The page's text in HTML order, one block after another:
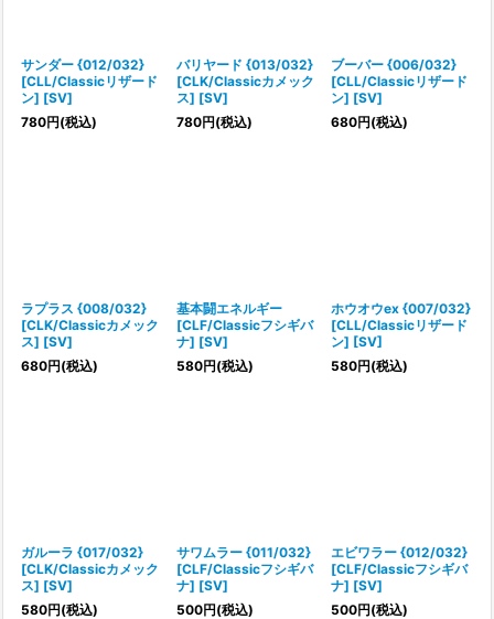
サンダー {012/032}
[CLL/Classicリザード
ン] [SV]
780円(税込)
バリヤード {013/032}
[CLK/Classicカメック
ス] [SV]
780円(税込)
ブーバー {006/032}
[CLL/Classicリザード
ン] [SV]
680円(税込)
ラプラス {008/032}
[CLK/Classicカメック
ス] [SV]
680円(税込)
基本闘エネルギー
[CLF/Classicフシギバ
ナ] [SV]
580円(税込)
ホウオウex {007/032}
[CLL/Classicリザード
ン] [SV]
580円(税込)
ガルーラ {017/032}
[CLK/Classicカメック
ス] [SV]
580円(税込)
サワムラー {011/032}
[CLF/Classicフシギバ
ナ] [SV]
500円(税込)
エビワラー {012/032}
[CLF/Classicフシギバ
ナ] [SV]
500円(税込)